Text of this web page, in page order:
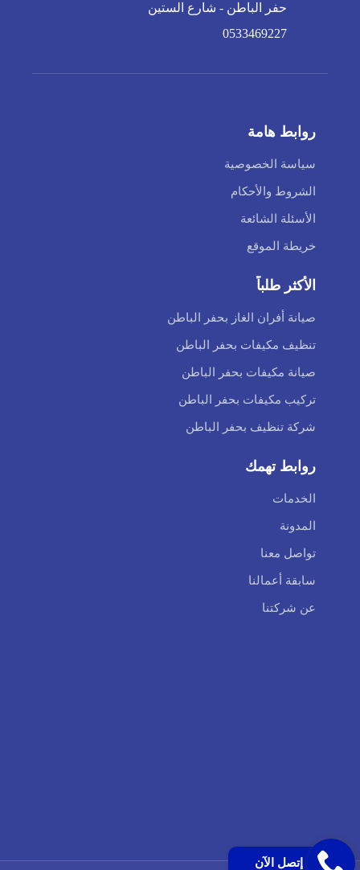
حفر الباطن - شارع الستين
0533469227
روابط هامة
سياسة الخصوصية
الشروط والأحكام
الأسئلة الشائعة
خريطة الموقع
الأكثر طلباً
صيانة أفران الغاز بحفر الباطن
تنظيف مكيفات بحفر الباطن
صيانة مكيفات بحفر الباطن
تركيب مكيفات بحفر الباطن
شركة تنظيف بحفر الباطن
روابط تهمك
الخدمات
المدونة
تواصل معنا
سابقة أعمالنا
عن شركتنا
إتصل الآن